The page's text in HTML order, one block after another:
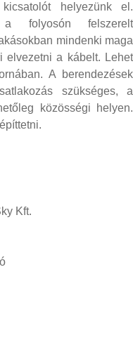
helyezünk el.
folyosón felszerelt
mindenki maga
elvezetni a kábelt. Lehet
A berendezések
szükséges, a
közösségi helyen.
Kft.